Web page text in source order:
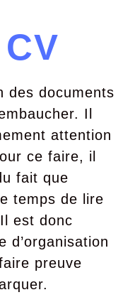
des documents
Il
attention
ce faire, il
fait que
temps de lire
est donc
d’organisation
preuve